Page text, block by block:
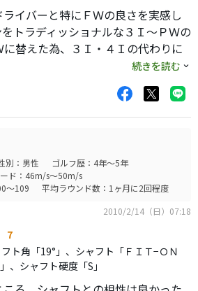
のがちょっと不満です（笑）ラフ
のでそういう場面のほうが使いや
ンドのクラブは新品でもコストパフ
のに、現在では安価すぎて申し訳な
仲間には現在ドライバーからパタ
イバーと特にＦＷの良さを実感し
トラディッショナルな３Ｉ〜ＰＷの
替えた為、３Ｉ・４Ｉの代わりに
も高くＦＷでも使っていて好感の
ON GOLDを探すのに苦労しました
ました。
、このシャフトは安心して振れま
し５Iで１９０ｙ強なので丁度ＸＬＳ
そうです。
Ｗにも言えることですが、フェー
りする事には向いていません。
続きを読む
別：男性
ゴルフ歴：4年～5年
ド：46m/s～50m/s
～109
平均ラウンド数：1ヶ月に2回程度
2010/2/14（日）07:18
7
フト角「19°」、シャフト「ＦＩＴ−ＯＮ
シャフト硬度「S」